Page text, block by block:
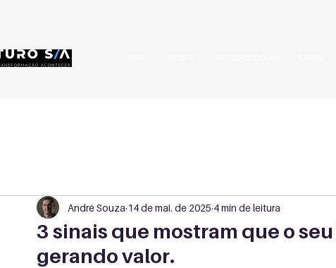
3 sinais que mostram que o
gerando valor.
André Souza 14 de mai. de 2025 4 min de leitura